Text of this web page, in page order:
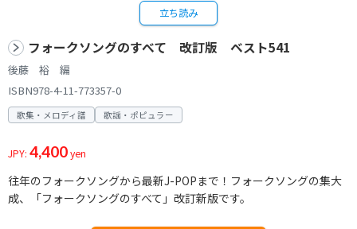
立ち読み
フォークソングのすべて 改訂版 ベスト541
後藤 裕 編
ISBN978-4-11-773357-0
歌集・メロディ譜 歌謡・ポピュラー
JPY: 4,400yen
往年のフォークソングから最新J-POPまで！フォークソングの集大
成、「フォークソングのすべて」改訂新版です。